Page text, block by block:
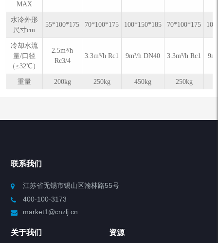
MAX
水冷外形
尺寸cm
55*100*175 70*100*175 100*150*185 70*100*175
冷却水流
量/口径
（≤32℃）
2.5m³/h
Rc3/4
3.3m³/h Rc1 9m³/h DN40 3.3m³/h Rc1
重量 200kg 250kg 450kg 250kg
联系我们
江苏省无锡市锡山区翰林路55号
400-100-3173
market1@cnzlj.cn
关于我们 资源